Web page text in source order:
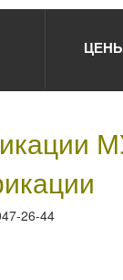
26-44